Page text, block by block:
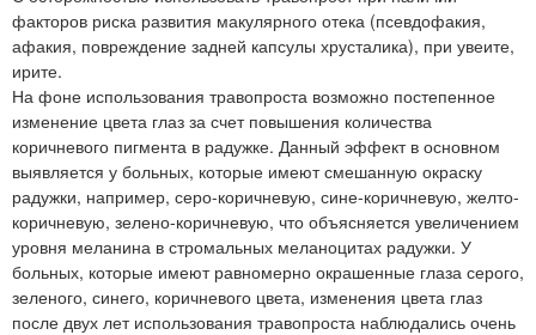
факторов риска развития макулярного отека (псевдофакия,
афакия, повреждение задней капсулы хрусталика), при увеите,
ирите.
На фоне использования травопроста возможно постепенное
изменение цвета глаз за счет повышения количества
коричневого пигмента в радужке. Данный эффект в основном
выявляется у больных, которые имеют смешанную окраску
радужки, например, серо-коричневую, сине-коричневую, желто-
коричневую, зелено-коричневую, что объясняется увеличением
уровня меланина в стромальных меланоцитах радужки. У
больных, которые имеют равномерно окрашенные глаза серого,
зеленого, синего, коричневого цвета, изменения цвета глаз
после двух лет использования травопроста наблюдались очень